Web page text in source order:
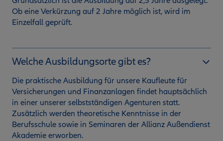
Ob eine Verkürzung auf 2 Jahre möglich ist, wird im
Einzelfall geprüft.
Welche Ausbildungsorte gibt es?
Die praktische Ausbildung für unsere Kaufleute für
Versicherungen und Finanzanlagen findet hauptsächlich
in einer unserer selbstständigen Agenturen statt.
Zusätzlich werden theoretische Kenntnisse in der
Berufsschule sowie in Seminaren der Allianz Außendienst
Akademie erworben.